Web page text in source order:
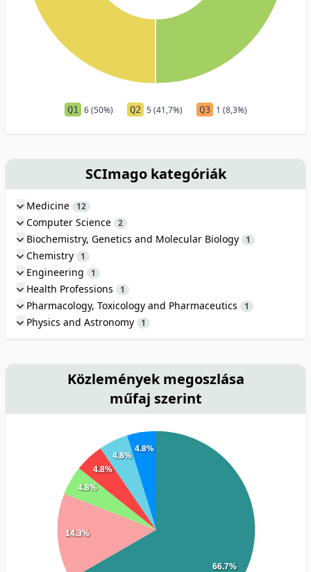
Q1 6 (50%) Q2 5 (41,7%) Q3 1 (8,3%)
SCImago kategóriák
Medicine 12
Computer Science 2
Biochemistry, Genetics and Molecular Biology 1
Chemistry 1
Engineering 1
Health Professions 1
Pharmacology, Toxicology and Pharmaceutics 1
Physics and Astronomy 1
Közlemények megoszlása
műfaj szerint
66.7%
14.3%
4.8%
4.8%
4.8%
4.8%